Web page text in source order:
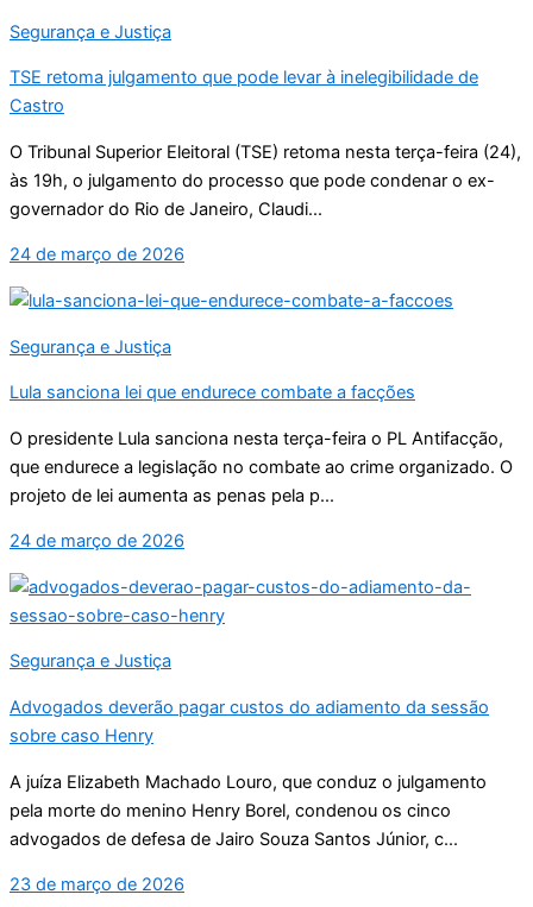
Segurança e Justiça
TSE retoma julgamento que pode levar à inelegibilidade de
Castro
O Tribunal Superior Eleitoral (TSE) retoma nesta terça-feira (24),
às 19h, o julgamento do processo que pode condenar o ex-
governador do Rio de Janeiro, Claudi...
24 de março de 2026
Segurança e Justiça
Lula sanciona lei que endurece combate a facções
O presidente Lula sanciona nesta terça-feira o PL Antifacção,
que endurece a legislação no combate ao crime organizado. O
projeto de lei aumenta as penas pela p...
24 de março de 2026
Segurança e Justiça
Advogados deverão pagar custos do adiamento da sessão
sobre caso Henry
A juíza Elizabeth Machado Louro, que conduz o julgamento
pela morte do menino Henry Borel, condenou os cinco
advogados de defesa de Jairo Souza Santos Júnior, c...
23 de março de 2026